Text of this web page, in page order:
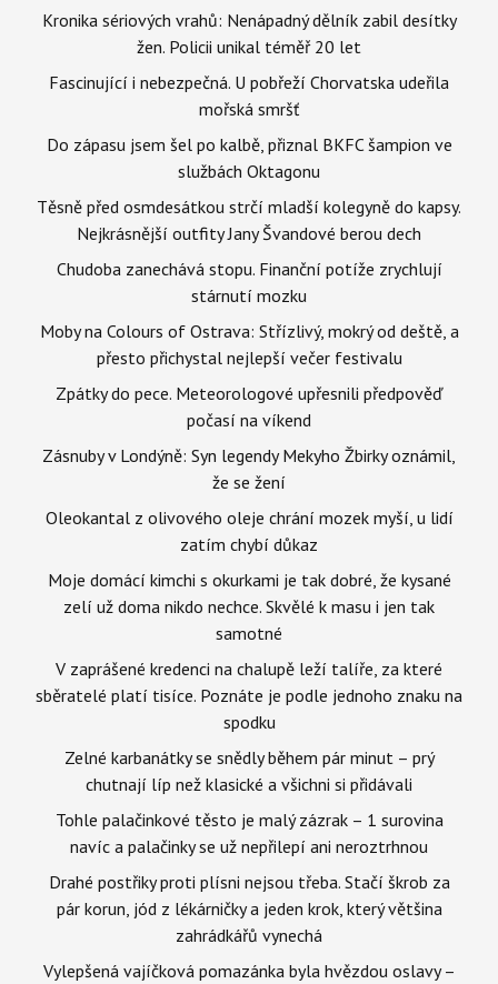
Kronika sériových vrahů: Nenápadný dělník zabil desítky
žen. Policii unikal téměř 20 let
Fascinující i nebezpečná. U pobřeží Chorvatska udeřila
mořská smršť
Do zápasu jsem šel po kalbě, přiznal BKFC šampion ve
službách Oktagonu
Těsně před osmdesátkou strčí mladší kolegyně do kapsy.
Nejkrásnější outfity Jany Švandové berou dech
Chudoba zanechává stopu. Finanční potíže zrychlují
stárnutí mozku
Moby na Colours of Ostrava: Střízlivý, mokrý od deště, a
přesto přichystal nejlepší večer festivalu
Zpátky do pece. Meteorologové upřesnili předpověď
počasí na víkend
Zásnuby v Londýně: Syn legendy Mekyho Žbirky oznámil,
že se žení
Oleokantal z olivového oleje chrání mozek myší, u lidí
zatím chybí důkaz
Moje domácí kimchi s okurkami je tak dobré, že kysané
zelí už doma nikdo nechce. Skvělé k masu i jen tak
samotné
V zaprášené kredenci na chalupě leží talíře, za které
sběratelé platí tisíce. Poznáte je podle jednoho znaku na
spodku
Zelné karbanátky se snědly během pár minut – prý
chutnají líp než klasické a všichni si přidávali
Tohle palačinkové těsto je malý zázrak – 1 surovina
navíc a palačinky se už nepřilepí ani neroztrhnou
Drahé postřiky proti plísni nejsou třeba. Stačí škrob za
pár korun, jód z lékárničky a jeden krok, který většina
zahrádkářů vynechá
Vylepšená vajíčková pomazánka byla hvězdou oslavy –